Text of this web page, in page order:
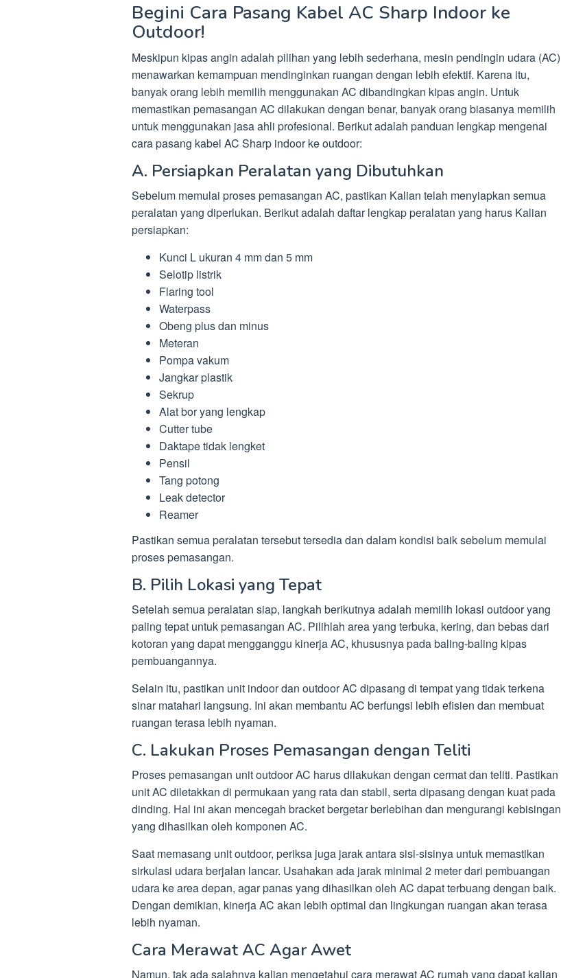
Begini Cara Pasang Kabel AC Sharp Indoor ke
Outdoor!
Meskipun kipas angin adalah pilihan yang lebih sederhana, mesin pendingin udara (AC)
menawarkan kemampuan mendinginkan ruangan dengan lebih efektif. Karena itu,
banyak orang lebih memilih menggunakan AC dibandingkan kipas angin. Untuk
memastikan pemasangan AC dilakukan dengan benar, banyak orang biasanya memilih
untuk menggunakan jasa ahli profesional. Berikut adalah panduan lengkap mengenai
cara pasang kabel AC Sharp indoor ke outdoor:
A. Persiapkan Peralatan yang Dibutuhkan
Sebelum memulai proses pemasangan AC, pastikan Kalian telah menyiapkan semua
peralatan yang diperlukan. Berikut adalah daftar lengkap peralatan yang harus Kalian
persiapkan:
Kunci L ukuran 4 mm dan 5 mm
Selotip listrik
Flaring tool
Waterpass
Obeng plus dan minus
Meteran
Pompa vakum
Jangkar plastik
Sekrup
Alat bor yang lengkap
Cutter tube
Daktape tidak lengket
Pensil
Tang potong
Leak detector
Reamer
Pastikan semua peralatan tersebut tersedia dan dalam kondisi baik sebelum memulai
proses pemasangan.
B. Pilih Lokasi yang Tepat
Setelah semua peralatan siap, langkah berikutnya adalah memilih lokasi outdoor yang
paling tepat untuk pemasangan AC. Pilihlah area yang terbuka, kering, dan bebas dari
kotoran yang dapat mengganggu kinerja AC, khususnya pada baling-baling kipas
pembuangannya.
Selain itu, pastikan unit indoor dan outdoor AC dipasang di tempat yang tidak terkena
sinar matahari langsung. Ini akan membantu AC berfungsi lebih efisien dan membuat
ruangan terasa lebih nyaman.
C. Lakukan Proses Pemasangan dengan Teliti
Proses pemasangan unit outdoor AC harus dilakukan dengan cermat dan teliti. Pastikan
unit AC diletakkan di permukaan yang rata dan stabil, serta dipasang dengan kuat pada
dinding. Hal ini akan mencegah bracket bergetar berlebihan dan mengurangi kebisingan
yang dihasilkan oleh komponen AC.
Saat memasang unit outdoor, periksa juga jarak antara sisi-sisinya untuk memastikan
sirkulasi udara berjalan lancar. Usahakan ada jarak minimal 2 meter dari pembuangan
udara ke area depan, agar panas yang dihasilkan oleh AC dapat terbuang dengan baik.
Dengan demikian, kinerja AC akan lebih optimal dan lingkungan ruangan akan terasa
lebih nyaman.
Cara Merawat AC Agar Awet
Namun, tak ada salahnya kalian mengetahui cara merawat AC rumah yang dapat kalian